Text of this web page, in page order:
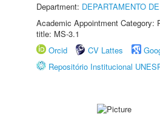
Department: DEPARTAMENTO
Academic Appointment Category:
title: MS-3.1
Orcid
CV Lattes
Repositório Institucional